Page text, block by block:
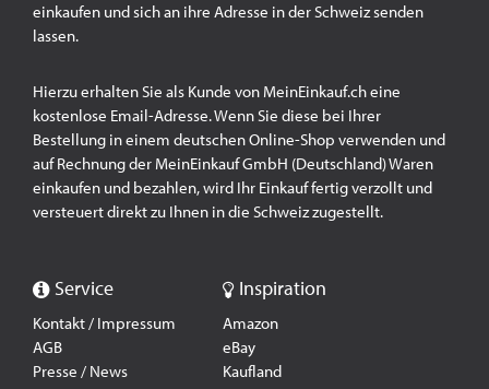
einkaufen und sich an ihre Adresse in der Schweiz senden
lassen.
Hierzu erhalten Sie als Kunde von MeinEinkauf.ch eine
kostenlose Email-Adresse. Wenn Sie diese bei Ihrer
Bestellung in einem deutschen Online-Shop verwenden und
auf Rechnung der MeinEinkauf GmbH (Deutschland) Waren
einkaufen und bezahlen, wird Ihr Einkauf fertig verzollt und
versteuert direkt zu Ihnen in die Schweiz zugestellt.
Service
Kontakt / Impressum
AGB
Presse / News
Inspiration
Amazon
eBay
Kaufland